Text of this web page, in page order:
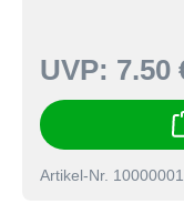
UVP: 7.50
Artikel-Nr.